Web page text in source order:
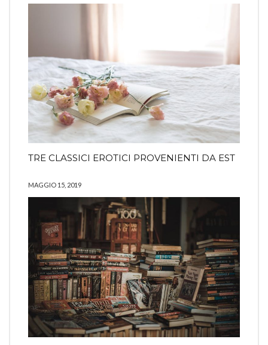
TRE CLASSICI EROTICI PROVENIENTI DA EST
MAGGIO 15, 2019